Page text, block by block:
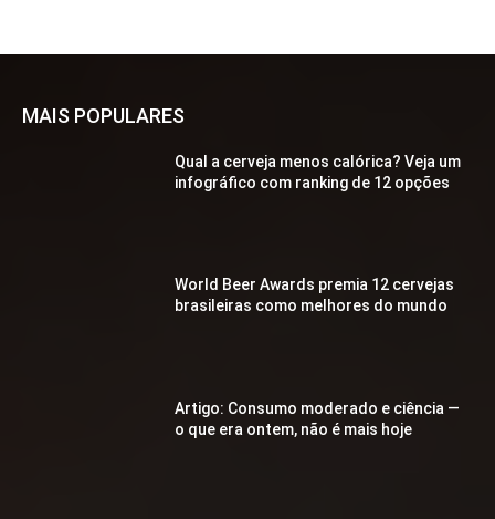
MAIS POPULARES
Qual a cerveja menos calórica? Veja um
infográfico com ranking de 12 opções
World Beer Awards premia 12 cervejas
brasileiras como melhores do mundo
Artigo: Consumo moderado e ciência —
o que era ontem, não é mais hoje